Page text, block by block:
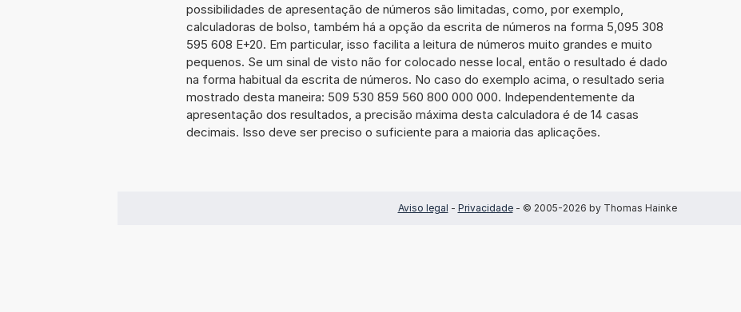
possibilidades de apresentação de números são limitadas, como, por exemplo,
calculadoras de bolso, também há a opção da escrita de números na forma 5,095 308
595 608 E+20. Em particular, isso facilita a leitura de números muito grandes e muito
pequenos. Se um sinal de visto não for colocado nesse local, então o resultado é dado
na forma habitual da escrita de números. No caso do exemplo acima, o resultado seria
mostrado desta maneira: 509 530 859 560 800 000 000. Independentemente da
apresentação dos resultados, a precisão máxima desta calculadora é de 14 casas
decimais. Isso deve ser preciso o suficiente para a maioria das aplicações.
Aviso legal - Privacidade- © 2005-2026 by Thomas Hainke